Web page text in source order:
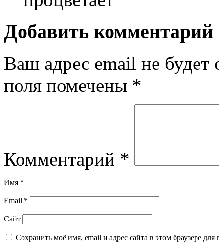
Добавить комментарий
Ваш адрес email не будет
поля помечены *
Комментарий *
Имя *
Email *
Сайт
Сохранить моё имя, email и адрес сайта в этом браузере